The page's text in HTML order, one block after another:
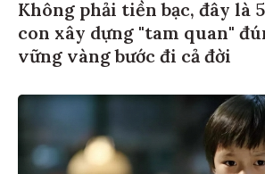
Không phải tiền bạc, đây là
con xây dựng "tam quan"
vững vàng bước đi cả đời